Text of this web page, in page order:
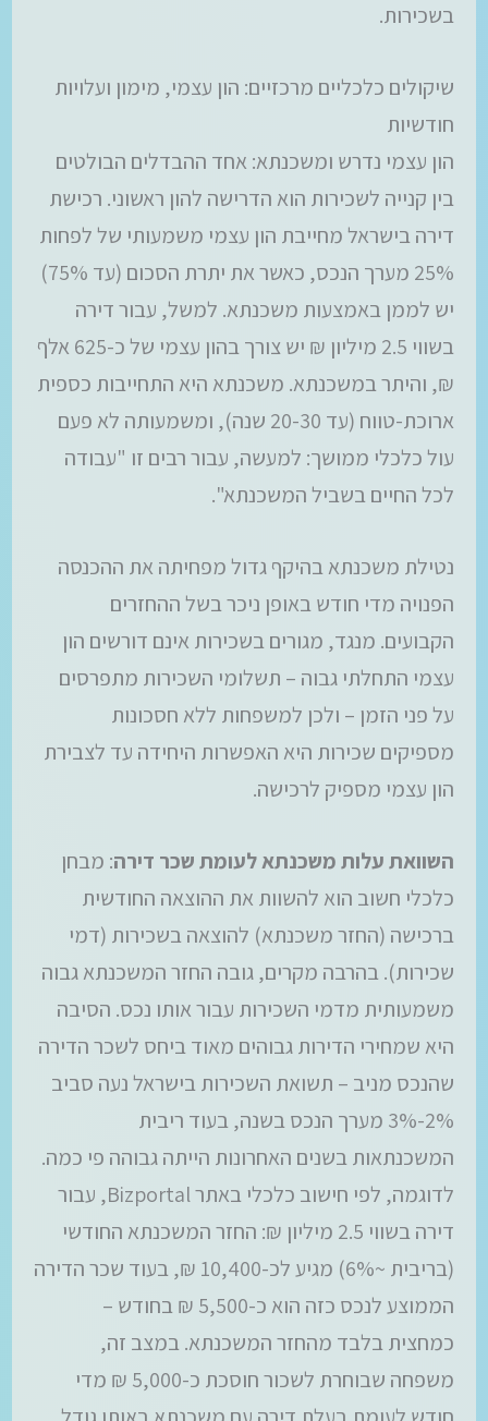
בשכירות.
שיקולים כלכליים מרכזיים: הון עצמי, מימון ועלויות
חודשיות
הון עצמי נדרש ומשכנתא: אחד ההבדלים הבולטים
בין קנייה לשכירות הוא הדרישה להון ראשוני. רכישת
דירה בישראל מחייבת הון עצמי משמעותי של לפחות
25% מערך הנכס, כאשר את יתרת הסכום (עד 75%)
יש לממן באמצעות משכנתא. למשל, עבור דירה
בשווי 2.5 מיליון ₪ יש צורך בהון עצמי של כ-625 אלף
₪, והיתר במשכנתא. משכנתא היא התחייבות כספית
ארוכת-טווח (עד 20-30 שנה), ומשמעותה לא פעם
עול כלכלי ממושך: למעשה, עבור רבים זו "עבודה
לכל החיים בשביל המשכנתא".
נטילת משכנתא בהיקף גדול מפחיתה את ההכנסה
הפנויה מדי חודש באופן ניכר בשל ההחזרים
הקבועים. מנגד, מגורים בשכירות אינם דורשים הון
עצמי התחלתי גבוה – תשלומי השכירות מתפרסים
על פני הזמן – ולכן למשפחות ללא חסכונות
מספיקים שכירות היא האפשרות היחידה עד לצבירת
הון עצמי מספיק לרכישה.
השוואת עלות משכנתא לעומת שכר דירה: מבחן
כלכלי חשוב הוא להשוות את ההוצאה החודשית
ברכישה (החזר משכנתא) להוצאה בשכירות (דמי
שכירות). בהרבה מקרים, גובה החזר המשכנתא גבוה
משמעותית מדמי השכירות עבור אותו נכס. הסיבה
היא שמחירי הדירות גבוהים מאוד ביחס לשכר הדירה
שהנכס מניב – תשואת השכירות בישראל נעה סביב
2%-3% מערך הנכס בשנה, בעוד ריבית
המשכנתאות בשנים האחרונות הייתה גבוהה פי כמה.
לדוגמה, לפי חישוב כלכלי באתר Bizportal, עבור
דירה בשווי 2.5 מיליון ₪: החזר המשכנתא החודשי
(בריבית ~6%) מגיע לכ-10,400 ₪, בעוד שכר הדירה
הממוצע לנכס כזה הוא כ-5,500 ₪ בחודש –
כמחצית בלבד מהחזר המשכנתא. במצב זה,
משפחה שבוחרת לשכור חוסכת כ-5,000 ₪ מדי